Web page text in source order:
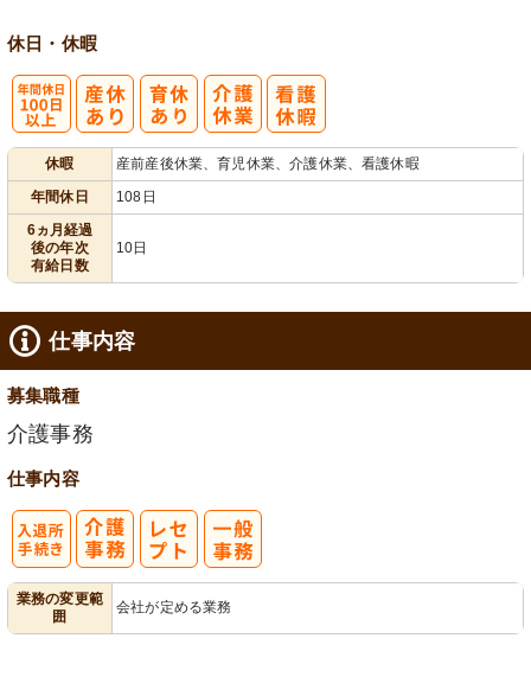
休日・休暇
休暇
産前産後休業、育児休業、介護休業、看護休暇
年間休日
108日
6ヵ月経過
後の年次
有給日数
10日
仕事内容
募集職種
介護事務
仕事内容
業務の変更範
囲
会社が定める業務